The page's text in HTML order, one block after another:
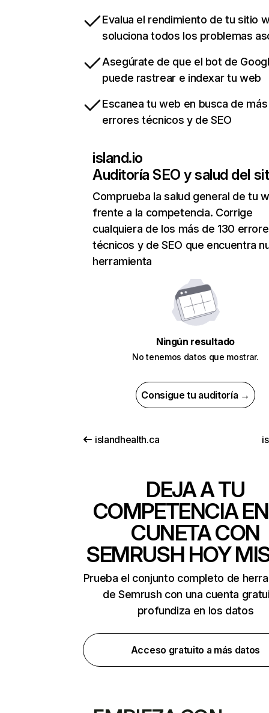
Evalua el rendimiento de tu sitio
soluciona todos los problemas
Asegúrate de que el bot de
puede rastrear e indexar tu web
Escanea tu web en busca de
errores técnicos y de SEO
island.io
Auditoría SEO y salud del
Comprueba la salud general de tu
frente a la competencia. Corrige
cualquiera de los más de 130
técnicos y de SEO que encuentra
herramienta
Ningún resultado
No tenemos datos que mostrar.
Consigue tu auditoría →
islandhealth.ca
DEJA A TU
COMPETENCIA
CUNETA CON
SEMRUSH HOY
Prueba el conjunto completo de
de Semrush con una cuenta
profundiza en los datos
Acceso gratuito a más datos